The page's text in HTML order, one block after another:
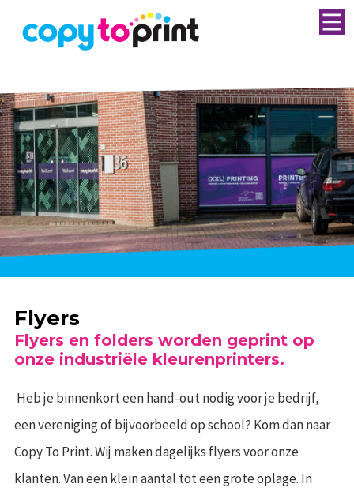
Flyers
Flyers en folders worden geprint op
onze industriële kleurenprinters.
Heb je binnenkort een hand-out nodig voor je bedrijf,
een vereniging of bijvoorbeeld op school? Kom dan naar
Copy To Print. Wij maken dagelijks flyers voor onze
klanten. Van een klein aantal tot een grote oplage. In